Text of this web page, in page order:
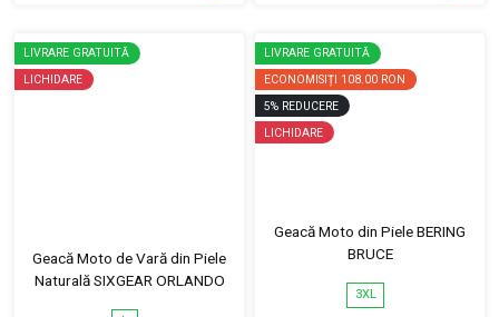
LIVRARE GRATUITĂ
LICHIDARE
Geacă Moto de Vară din Piele
Naturală SIXGEAR ORLANDO
LIVRARE GRATUITĂ
ECONOMISIȚI 108.00 RON
5% REDUCERE
LICHIDARE
Geacă Moto din Piele BERING
BRUCE
3XL